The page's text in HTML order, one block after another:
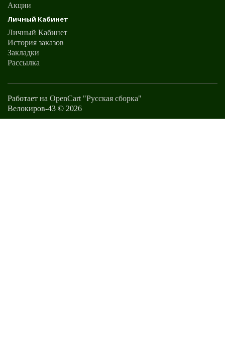
Акции
Личный Кабинет
Личный Кабинет
История заказов
Закладки
Рассылка
Работает на OpenCart "Русская сборка"
Велокиров-43 © 2026